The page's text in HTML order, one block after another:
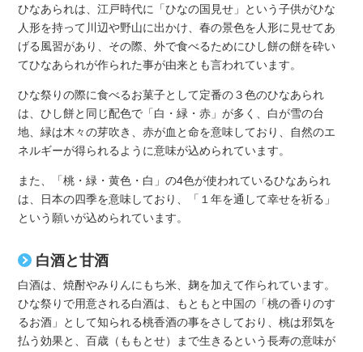
ひなあられは、江戸時代に「ひなの国見せ」という子供がひな
人形を持って川辺や野山に出かけ、春の景色を人形に見せてあ
げる風習があり、その際、外で食べるためにひし餅の餅を砕い
てひなあられが作られた事が由来とも言われています。
ひな祭りの際に食べるお菓子として定番の３色のひなあられ
は、ひし餅と同じ配色で「白・緑・赤」が多く、白が雪の台
地、緑は木々の芽吹き、赤が血と命を意味しており、自然のエ
ネルギーが得られるように意味が込められています。
また、「桃・緑・黄色・白」の4色が使われているひなあられ
は、日本の四季を意味しており、「１年を通して幸せを祈る」
という願いが込められています。
白酒と甘酒
白酒は、焼酎やみりんにもち米、麹を加えて作られています。
ひな祭りで用意される白酒は、もともと中国の「桃の香りのす
るお酒」として知られる桃香酒の事をさしており、桃は邪気を
払う効果と、百歳（ももとせ）まで生きるという長寿の意味が